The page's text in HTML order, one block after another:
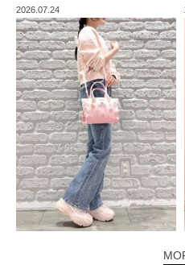
2026.07.24